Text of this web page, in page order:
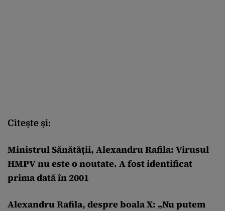
Citește și:
Ministrul Sănătății, Alexandru Rafila: Virusul
HMPV nu este o noutate. A fost identificat
prima dată în 2001
Alexandru Rafila, despre boala X: „Nu putem